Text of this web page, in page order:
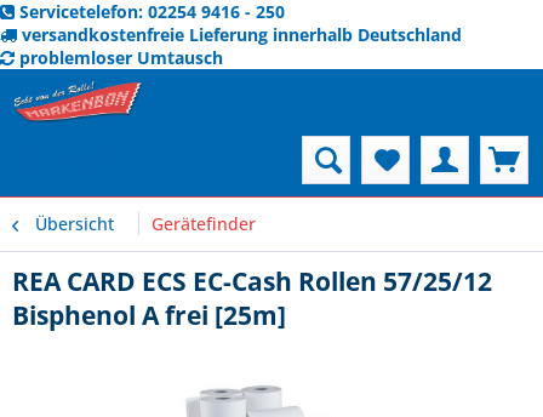
Servicetelefon: 02254 9416 - 250
versandkostenfreie Lieferung innerhalb Deutschland
problemloser Umtausch
Übersicht Gerätefinder
REA CARD ECS EC-Cash Rollen 57/25/12
Bisphenol A frei [25m]